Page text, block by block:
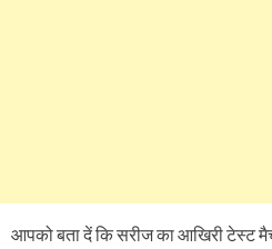
आपको बता दें कि सरीज का आखिरी टेस्ट